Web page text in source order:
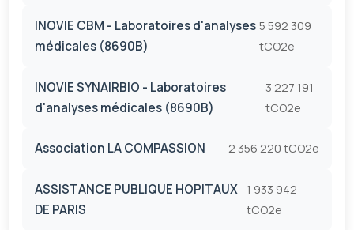
INOVIE CBM - Laboratoires d'analyses
médicales (8690B)
5 592 309
tCO2e
INOVIE SYNAIRBIO - Laboratoires
d'analyses médicales (8690B)
3 227 191
tCO2e
Association LA COMPASSION 2 356 220 tCO2e
ASSISTANCE PUBLIQUE HOPITAUX
DE PARIS
1 933 942
tCO2e